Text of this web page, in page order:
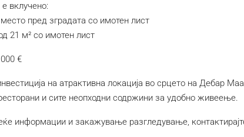
вклучено:
пред зградата со имотен лист
21 м² со имотен лист
€
на атрактивна локација во срцето на Дебар
и сите неопходни содржини за удобно живеење.
информации и закажување разгледување,